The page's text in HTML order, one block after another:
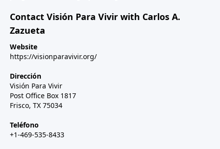
Contact Visión Para Vivir with Carlos A.
Zazueta
Website
https://visionparavivir.org/
Dirección
Visión Para Vivir
Post Office Box 1817
Frisco, TX 75034
Teléfono
+1-469-535-8433